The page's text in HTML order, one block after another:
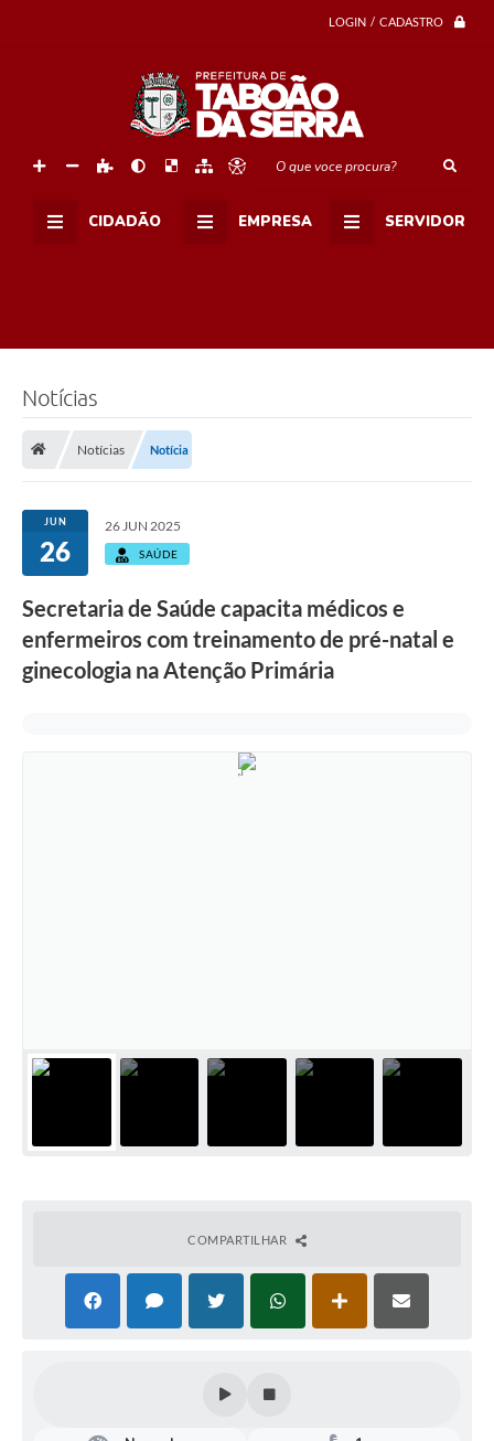
LOGIN / CADASTRO
O que voce procura?
CIDADÃO EMPRESA SERVIDOR
Notícias
Notícias Notícia
JUN
26
26 JUN 2025
SAÚDE
Secretaria de Saúde capacita médicos e
enfermeiros com treinamento de pré-natal e
ginecologia na Atenção Primária
COMPARTILHAR